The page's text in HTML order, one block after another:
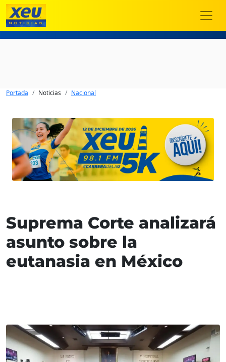
Portada Noticias Nacional
Suprema Corte analizará
asunto sobre la
eutanasia en México